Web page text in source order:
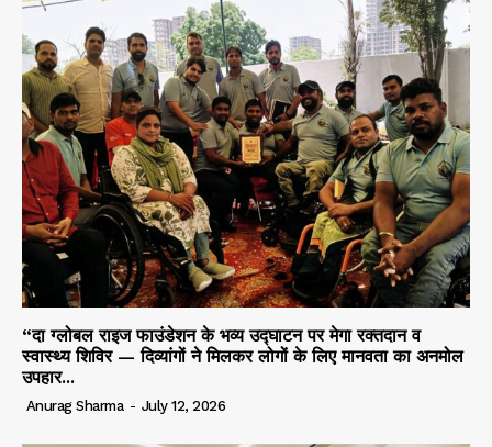
“दा ग्लोबल राइज फाउंडेशन के भव्य उद्घाटन पर मेगा रक्तदान व
स्वास्थ्य शिविर — दिव्यांगों ने मिलकर लोगों के लिए मानवता का अनमोल
उपहार...
Anurag Sharma - July 12, 2026